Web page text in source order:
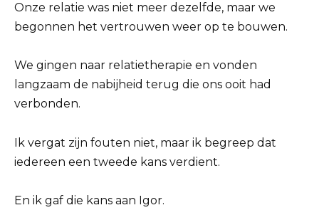
Onze relatie was niet meer dezelfde, maar we
begonnen het vertrouwen weer op te bouwen.
We gingen naar relatietherapie en vonden
langzaam de nabijheid terug die ons ooit had
verbonden.
Ik vergat zijn fouten niet, maar ik begreep dat
iedereen een tweede kans verdient.
En ik gaf die kans aan Igor.